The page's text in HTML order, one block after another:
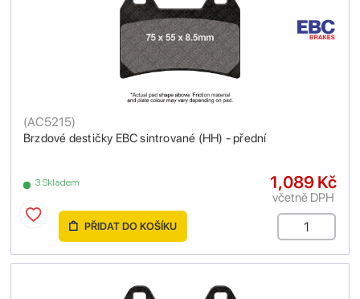
Brzdové destičky EBC sintrované (HH) - přední
(AC5215)
3 Skladem 1,089 Kč
včetně DPH
PŘIDAT DO KOŠÍKU